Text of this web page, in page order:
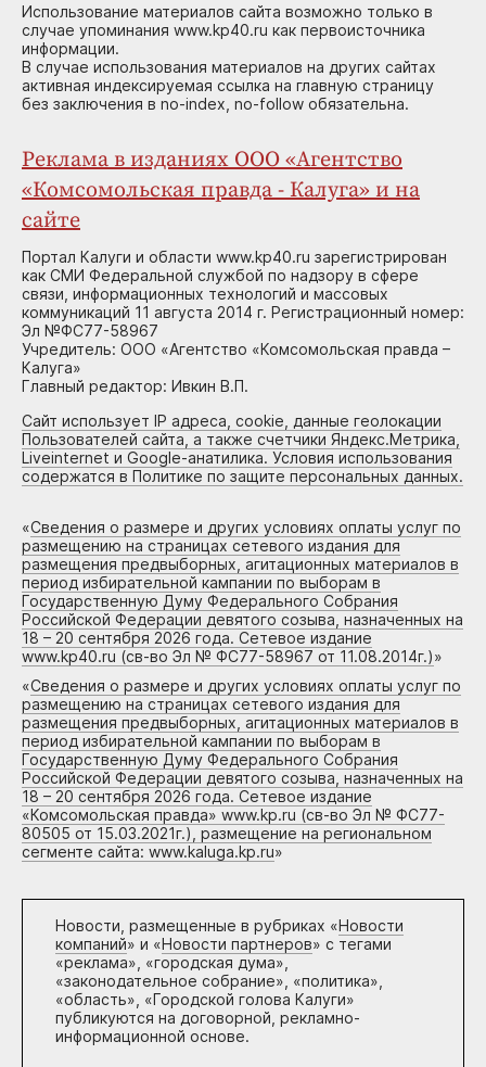
Использование материалов сайта возможно только в
случае упоминания www.kp40.ru как первоисточника
информации.
В случае использования материалов на других сайтах
активная индексируемая ссылка на главную страницу
без заключения в no-index, no-follow обязательна.
Реклама в изданиях ООО «Агентство
«Комсомольская правда - Калуга» и на
сайте
Портал Калуги и области www.kp40.ru зарегистрирован
как СМИ Федеральной службой по надзору в сфере
связи, информационных технологий и массовых
коммуникаций 11 августа 2014 г. Регистрационный номер:
Эл №ФС77-58967
Учредитель: ООО «Агентство «Комсомольская правда –
Калуга»
Главный редактор: Ивкин В.П.
Сайт использует IP адреса, cookie, данные геолокации
Пользователей сайта, а также счетчики Яндекс.Метрика,
Liveinternet и Google-анатилика. Условия использования
содержатся в Политике по защите персональных данных.
«Сведения о размере и других условиях оплаты услуг по
размещению на страницах сетевого издания для
размещения предвыборных, агитационных материалов в
период избирательной кампании по выборам в
Государственную Думу Федерального Собрания
Российской Федерации девятого созыва, назначенных на
18 – 20 сентября 2026 года. Сетевое издание
www.kp40.ru (св-во Эл № ФС77-58967 от 11.08.2014г.)»
«Сведения о размере и других условиях оплаты услуг по
размещению на страницах сетевого издания для
размещения предвыборных, агитационных материалов в
период избирательной кампании по выборам в
Государственную Думу Федерального Собрания
Российской Федерации девятого созыва, назначенных на
18 – 20 сентября 2026 года. Сетевое издание
«Комсомольская правда» www.kp.ru (св-во Эл № ФС77-
80505 от 15.03.2021г.), размещение на региональном
сегменте сайта: www.kaluga.kp.ru»
Новости, размещенные в рубриках «Новости
компаний» и «Новости партнеров» с тегами
«реклама», «городская дума»,
«законодательное собрание», «политика»,
«область», «Городской голова Калуги»
публикуются на договорной, рекламно-
информационной основе.